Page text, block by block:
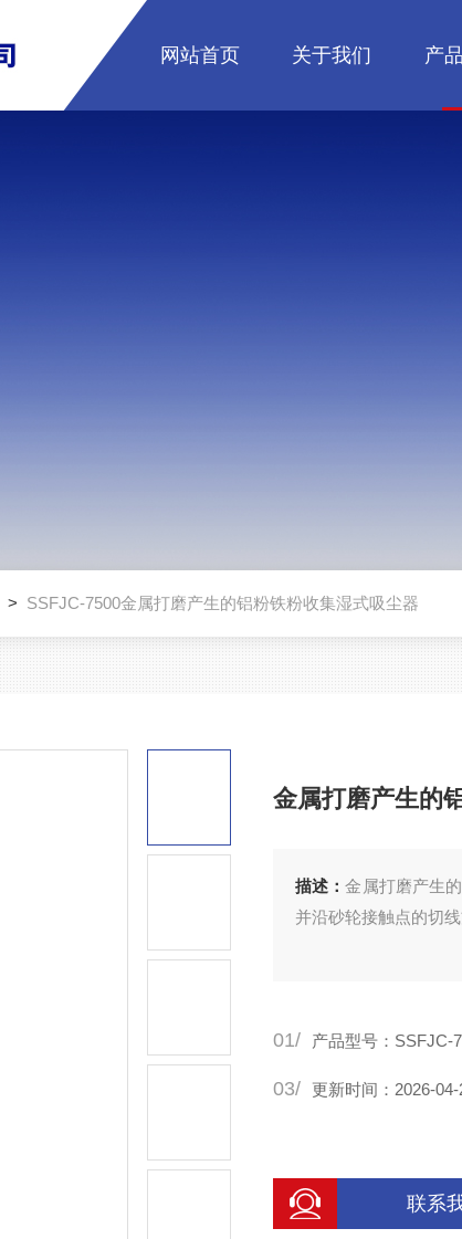
网站首页 关于我们 产
> SSFJC-7500金属打磨产生的铝粉铁粉收集湿式吸尘器
金属打磨产生的
描述：金属打磨产生
并沿砂轮接触点的切线
01/ 产品型号：SSFJC-
03/ 更新时间：2026-04-
联系